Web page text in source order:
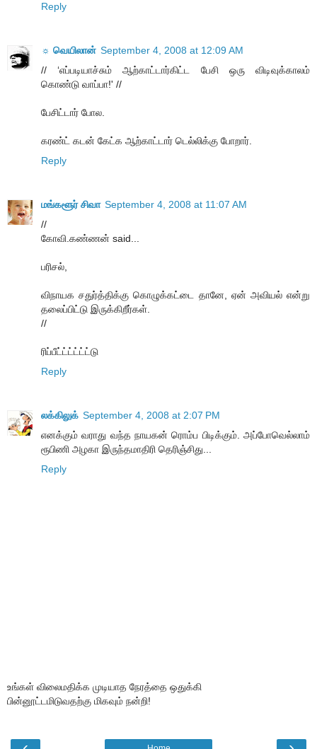
Reply
☼ வெயிலான் September 4, 2008 at 12:09 AM
// ‘எப்படியாச்சும் ஆற்காட்டார்கிட்ட பேசி ஒரு விடிவுக்காலம்
கொண்டு வாப்பா!' //
பேசிட்டார் போல.
கரண்ட் கடன் கேட்க ஆற்காட்டார் டெல்லிக்கு போறார்.
Reply
மங்களூர் சிவா September 4, 2008 at 11:07 AM
//
கோவி.கண்ணன் said...
பரிசல்,
விநாயக சதுர்த்திக்கு கொழுக்கட்டை தானே, ஏன் அவியல் என்று
தலைப்பிட்டு இருக்கிறீர்கள்.
//
ரிப்பீட்ட்ட்ட்ட்ட்டு
Reply
லக்கிலுக் September 4, 2008 at 2:07 PM
எனக்கும் வராது வந்த நாயகன் ரொம்ப பிடிக்கும். அப்போவெல்லாம்
ரூபிணி அழகா இருந்தமாதிரி தெரிஞ்சிது...
Reply
உங்கள் விலைமதிக்க முடியாத நேரத்தை ஒதுக்கி
பின்னூட்டமிடுவதற்கு மிகவும் நன்றி!